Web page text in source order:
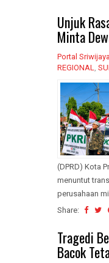
Unjuk
Minta
Portal Sriwijaya
REGIONAL,
(DPRD) Kota
menuntut
perusahaan
Share:
Tragedi
Bacok